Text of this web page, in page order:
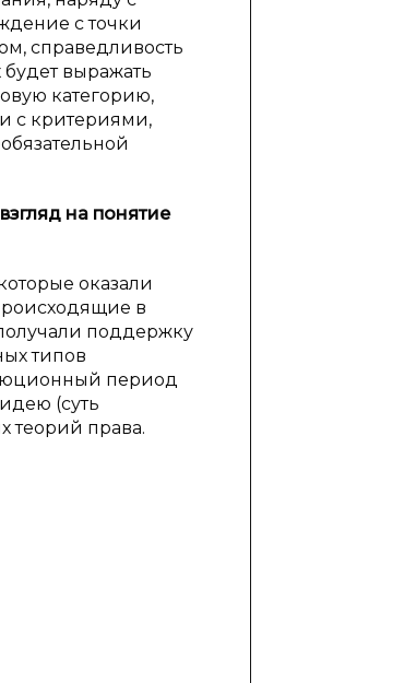
с точки
справедливость
выражать
категорию,
с критериями,
на понятие
оказали
в
поддержку
типов
период
(суть
теорий права.